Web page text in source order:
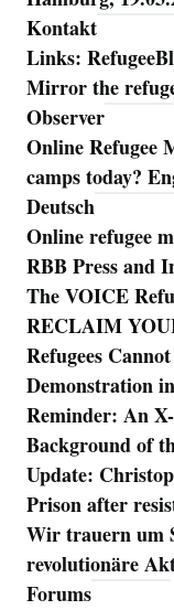
Kontakt
Links:
Mirror the
Observer
Online Refugee
camps today?
Deutsch
Online refugee
RBB Press and
The VOICE
RECLAIM
Refugees
Demonstration
Reminder: An
Background of
Update:
Prison after
Wir trauern um
revolutionäre
Forums